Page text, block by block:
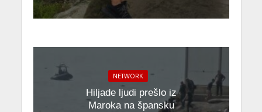
NETWORK
Hiljade ljudi prešlo iz
Maroka na špansku